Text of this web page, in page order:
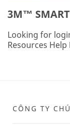
3M™
Looking for
Resources Help
CÔNG TY